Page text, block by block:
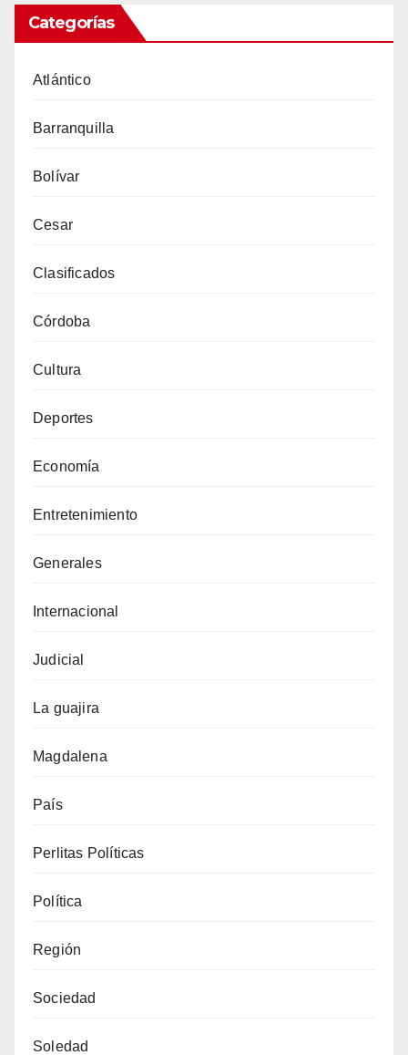
Categorías
Atlántico
Barranquilla
Bolívar
Cesar
Clasificados
Córdoba
Cultura
Deportes
Economía
Entretenimiento
Generales
Internacional
Judicial
La guajira
Magdalena
País
Perlitas Políticas
Política
Región
Sociedad
Soledad